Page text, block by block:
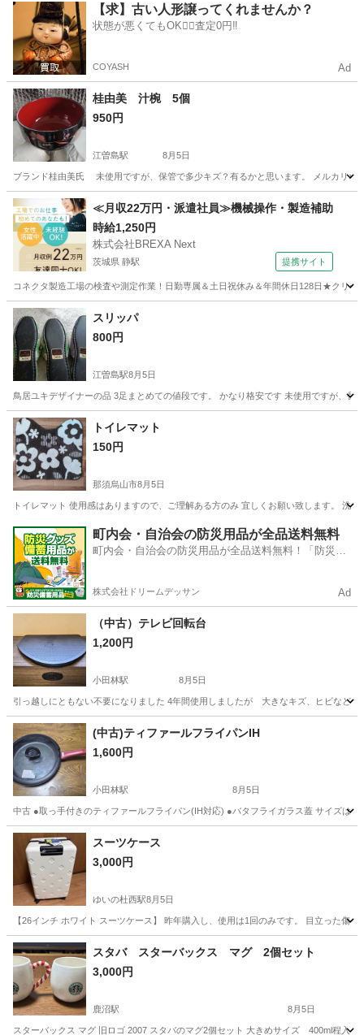
栃木 下都賀郡 野木駅 その他 封筒
【求】古い人形譲ってくれませんか？
状態が悪くてもOK🙆‍♀️査定0円‼️
COYASH Ad
桂由美 汁椀 5個
950円
江曽島駅 8月5日
ブランド桂由美氏 未使用ですが、保管で多少キズ？有るかと思います。 メルカリな
栃木 宇都宮市 江曽島駅 食器
≪月収22万円・派遣社員≫機械操作・製造補助
時給1,250円
株式会社BREXA Next
茨城県 静駅 提携サイト
コネクタ製造工場の検査や測定作業！日勤専属＆土日祝休み＆年間休日128日★クリ
茨城 常陸大宮市 静駅
スリッパ
800円
江曽島駅8月5日
鳥居ユキデザイナーの品 3足まとめての値段です。 かなり格安です 未使用ですが、
栃木 宇都宮市 江曽島駅
トイレマット
150円
那須烏山市8月5日
トイレマット 使用感はありますので、ご理解ある方のみ 宜しくお願い致します。 洗
栃木 那須烏山市 家庭用品 トイレ
町内会・自治会の防災用品が全品送料無料
町内会・自治会の防災用品が全品送料無料！「防災備
株式会社ドリームデッサン Ad
（中古）テレビ回転台
1,200円
小田林駅 8月5日
引っ越しにともない不要になりました 4年間使用しましたが 大きなキズ、ヒビなど
栃木 小山市 小田林駅 15インチ
(中古)ティファールフライパンIH
1,600円
小田林駅 8月5日
中古 ●取っ手付きのティファールフライパン(IH対応) ●バタフライガラス蓋 サイズは
栃木 小山市 小田林駅
スーツケース
3,000円
ゆいの杜西駅8月5日
【26インチ ホワイト スーツケース】 昨年購入し、使用は1回のみです。 目立った傷
栃木 宇都宮市 ゆいの杜西駅 その他 スーツケース
スタバ スターバックス マグ 2個セット
3,000円
鹿沼駅 8月5日
スターバックス マグ 旧ロゴ 2007 スタバのマグ2個セット 大きめサイズ 400ml程入